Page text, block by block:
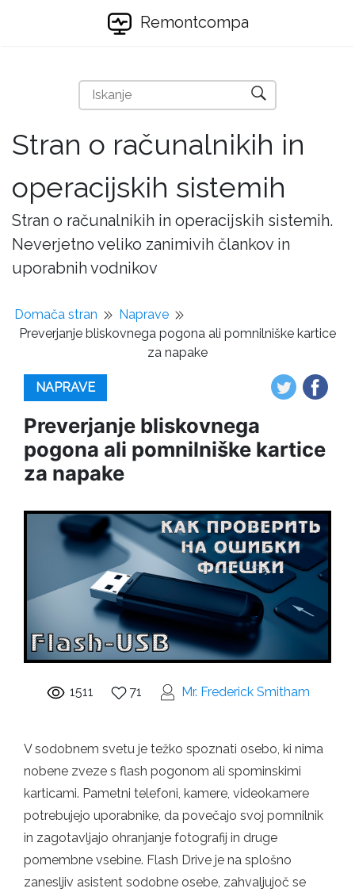
Remontcompa
Stran o računalnikih in
operacijskih sistemih
Stran o računalnikih in operacijskih sistemih.
Neverjetno veliko zanimivih člankov in
uporabnih vodnikov
Domača stran
Naprave
Preverjanje bliskovnega pogona ali pomnilniške kartice
za napake
NAPRAVE
Preverjanje bliskovnega
pogona ali pomnilniške kartice
za napake
1511 71 Mr. Frederick Smitham
V sodobnem svetu je težko spoznati osebo, ki nima
nobene zveze s flash pogonom ali spominskimi
karticami. Pametni telefoni, kamere, videokamere
potrebujejo uporabnike, da povečajo svoj pomnilnik
in zagotavljajo ohranjanje fotografij in druge
pomembne vsebine. Flash Drive je na splošno
zanesljiv asistent sodobne osebe, zahvaljujoč se